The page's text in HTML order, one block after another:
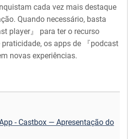
cada vez mais destaque
Quando necessário, basta
player』 para ter o recurso
os apps de 『podcast
novas experiências.
- Castbox — Apresentação do